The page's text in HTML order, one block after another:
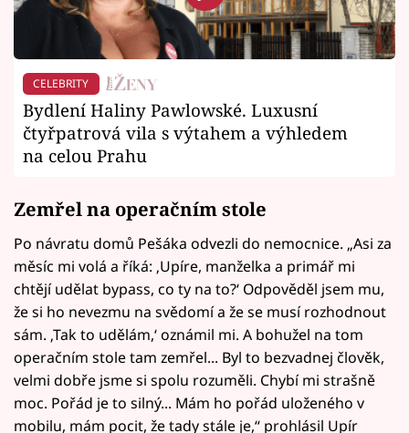
CELEBRITY
Bydlení Haliny Pawlowské. Luxusní
čtyřpatrová vila s výtahem a výhledem
na celou Prahu
Zemřel na operačním stole
Po návratu domů Pešáka odvezli do nemocnice. „Asi za
měsíc mi volá a říká: ‚Upíre, manželka a primář mi
chtějí udělat bypass, co ty na to?‘ Odpověděl jsem mu,
že si ho nevezmu na svědomí a že se musí rozhodnout
sám. ‚Tak to udělám,‘ oznámil mi. A bohužel na tom
operačním stole tam zemřel... Byl to bezvadnej člověk,
velmi dobře jsme si spolu rozuměli. Chybí mi strašně
moc. Pořád je to silný... Mám ho pořád uloženého v
mobilu, mám pocit, že tady stále je,“ prohlásil Upír